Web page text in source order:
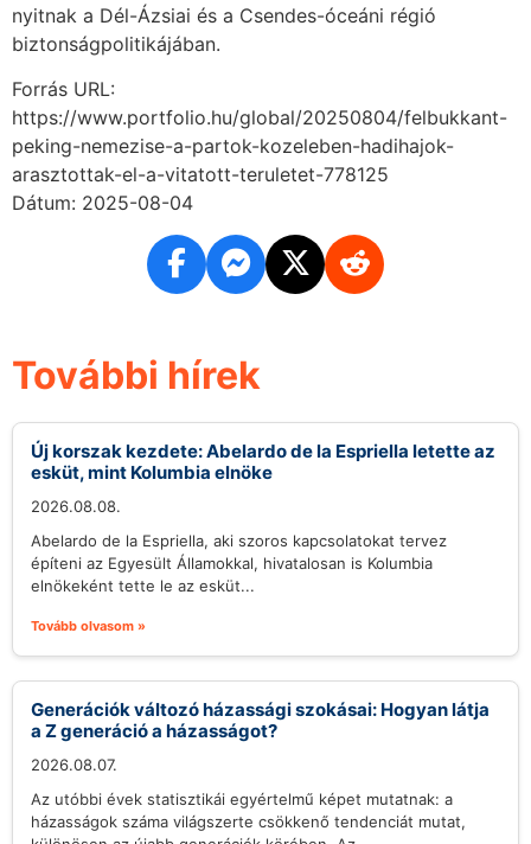
nyitnak a Dél-Ázsiai és a Csendes-óceáni régió
biztonságpolitikájában.
Forrás URL:
https://www.portfolio.hu/global/20250804/felbukkant-
peking-nemezise-a-partok-kozeleben-hadihajok-
arasztottak-el-a-vitatott-teruletet-778125
Dátum: 2025-08-04
További hírek
Új korszak kezdete: Abelardo de la Espriella letette az
esküt, mint Kolumbia elnöke
2026.08.08.
Abelardo de la Espriella, aki szoros kapcsolatokat tervez
építeni az Egyesült Államokkal, hivatalosan is Kolumbia
elnökeként tette le az esküt...
Tovább olvasom »
Generációk változó házassági szokásai: Hogyan látja
a Z generáció a házasságot?
2026.08.07.
Az utóbbi évek statisztikái egyértelmű képet mutatnak: a
házasságok száma világszerte csökkenő tendenciát mutat,